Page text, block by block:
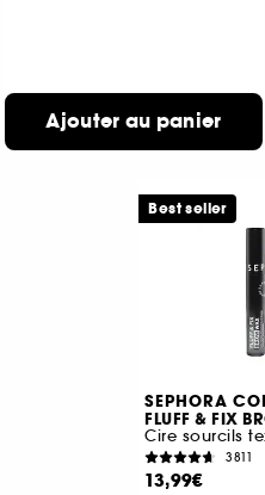
Ajouter au panier
SEPHORA
FLUFF & FIX
3811
13,99€
Best seller